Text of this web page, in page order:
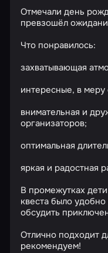
Отмечали день
превзошёл
Что понравилось:
захватывающая
интересные, в
внимательная и
организаторов;
оптимальная
яркая и радостная
В промежутках
квеста было
обсудить
Отлично подходит
рекомендуем!